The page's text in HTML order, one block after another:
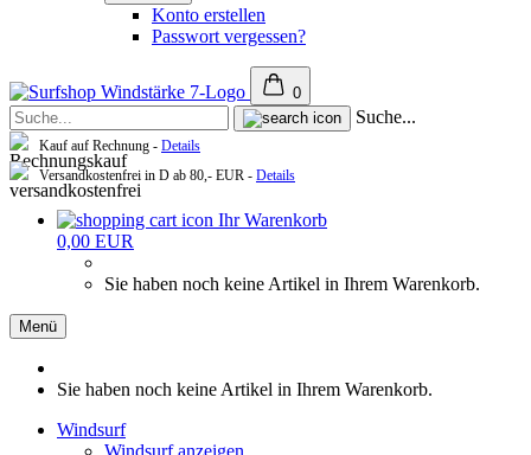
Konto erstellen
Passwort vergessen?
0
Suche...
Kauf auf Rechnung - Details
Versandkostenfrei in D ab 80,- EUR - Details
Ihr Warenkorb
0,00 EUR
Sie haben noch keine Artikel in Ihrem Warenkorb.
Menü
Sie haben noch keine Artikel in Ihrem Warenkorb.
Windsurf
Windsurf anzeigen